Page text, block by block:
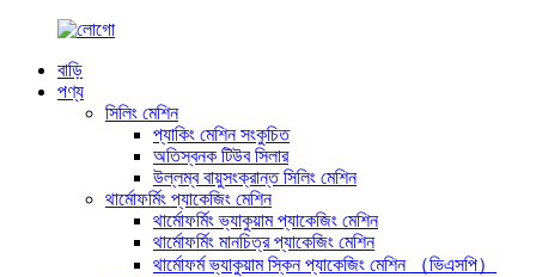
বাড়ি
পণ্য
সিলিং মেশিন
প্যাকিং মেশিন সংকুচিত
অতিস্বনক টিউব সিলার
উল্লম্ব বায়ুসংক্রান্ত সিলিং মেশিন
থার্মোফর্মিং প্যাকেজিং মেশিন
থার্মোফর্মিং ভ্যাকুয়াম প্যাকেজিং মেশিন
থার্মোফর্মিং মানচিত্র প্যাকেজিং মেশিন
থার্মোফর্ম ভ্যাকুয়াম স্কিন প্যাকেজিং মেশিন （ভিএসপি）